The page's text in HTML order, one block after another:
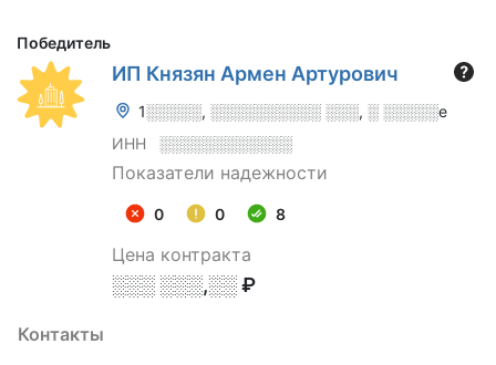
Победитель
ИП Князян Армен Артурович
1░░░░░, ░░░░░░░░░░ ░░░, ░ ░░░░░е
ИНН
░░░░░░░░░░░░
Показатели надежности
0 0 8
Цена контракта
░░░ ░░░,░░ ₽
Контакты